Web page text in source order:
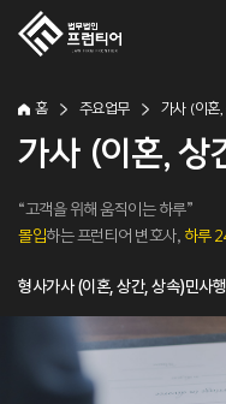
홈 주요업무 가사 (이혼,
가사 (이혼, 상
“고객을 위해 움직이는 하루”
몰입하는 프런티어 변호사, 하루
형사가사 (이혼, 상간, 상속)민사